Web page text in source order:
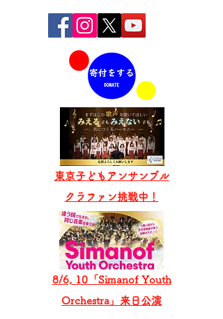
8/6, 10「Simanof Youth
Orchestra」来日公演
東京子どもアンサンブル
​クラファン挑戦中！